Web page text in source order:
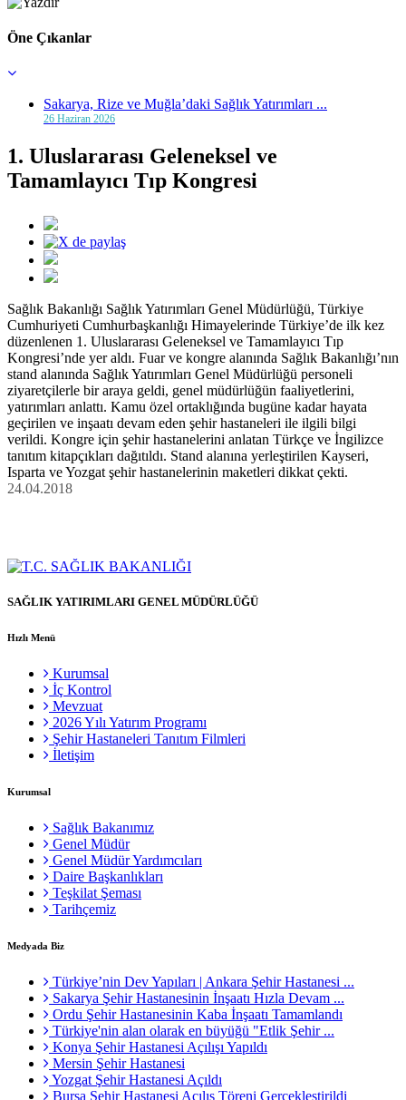
Öne Çıkanlar
Sakarya, Rize ve Muğla’daki Sağlık Yatırımları ...
26 Haziran 2026
1. Uluslararası Geleneksel ve
Tamamlayıcı Tıp Kongresi
Sağlık Bakanlığı Sağlık Yatırımları Genel Müdürlüğü, Türkiye
Cumhuriyeti Cumhurbaşkanlığı Himayelerinde Türkiye’de ilk kez
düzenlenen 1. Uluslararası Geleneksel ve Tamamlayıcı Tıp
Kongresi’nde yer aldı. Fuar ve kongre alanında Sağlık Bakanlığı’nın
stand alanında Sağlık Yatırımları Genel Müdürlüğü personeli
ziyaretçilerle bir araya geldi, genel müdürlüğün faaliyetlerini,
yatırımları anlattı. Kamu özel ortaklığında bugüne kadar hayata
geçirilen ve inşaatı devam eden şehir hastaneleri ile ilgili bilgi
verildi. Kongre için şehir hastanelerini anlatan Türkçe ve İngilizce
tanıtım kitapçıkları dağıtıldı. Stand alanına yerleştirilen Kayseri,
Isparta ve Yozgat şehir hastanelerinin maketleri dikkat çekti.
24.04.2018
SAĞLIK YATIRIMLARI GENEL MÜDÜRLÜĞÜ
Hızlı Menü
Kurumsal
İç Kontrol
Mevzuat
2026 Yılı Yatırım Programı
Şehir Hastaneleri Tanıtım Filmleri
İletişim
Kurumsal
Sağlık Bakanımız
Genel Müdür
Genel Müdür Yardımcıları
Daire Başkanlıkları
Teşkilat Şeması
Tarihçemiz
Medyada Biz
Türkiye’nin Dev Yapıları | Ankara Şehir Hastanesi ...
Sakarya Şehir Hastanesinin İnşaatı Hızla Devam ...
Ordu Şehir Hastanesinin Kaba İnşaatı Tamamlandı
Türkiye'nin alan olarak en büyüğü "Etlik Şehir ...
Konya Şehir Hastanesi Açılışı Yapıldı
Mersin Şehir Hastanesi
Yozgat Şehir Hastanesi Açıldı
Bursa Şehir Hastanesi Açılış Töreni Gerçekleştirildi